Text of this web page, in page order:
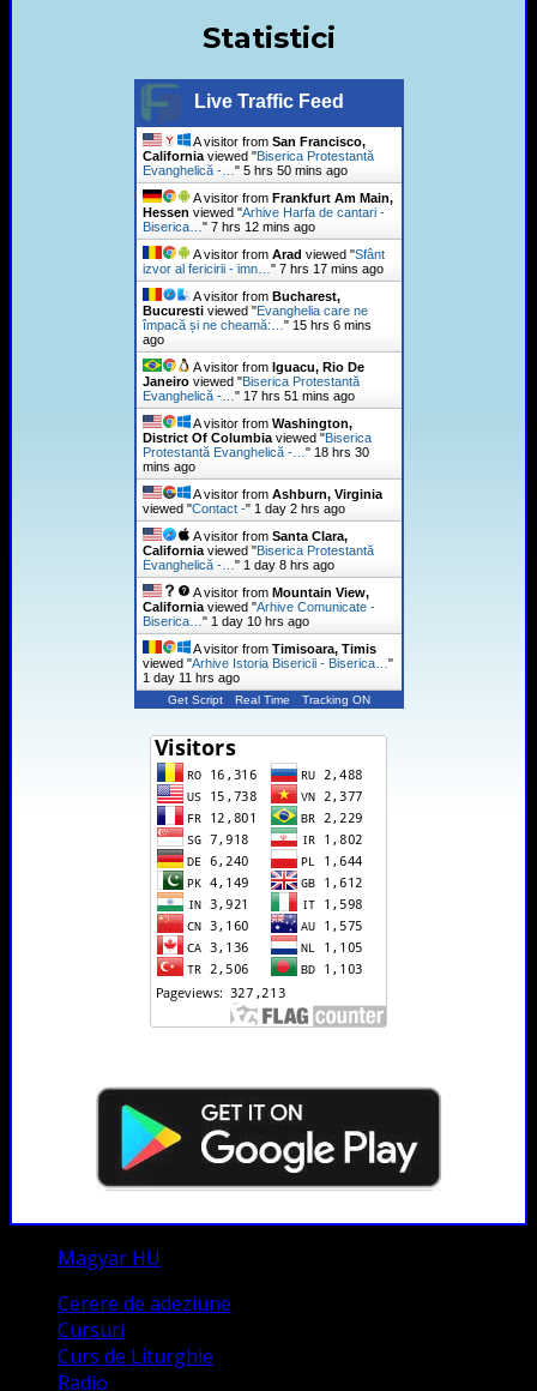
Statistici
Live Traffic Feed
A visitor from San Francisco,
Californiaviewed "Biserica Protestantă
Evanghelică -… " 5 hrs 50 mins ago
A visitor from Frankfurt Am Main,
Hessen viewed "Arhive Harfa de cantari -
Biserica… " 7 hrs 12 mins ago
A visitor from Arad viewed "Sfânt
izvor al fericirii - imn… " 7 hrs 17 mins ago
A visitor from Bucharest,
Bucurestiviewed "Evanghelia care ne
împacă și ne cheamă:… " 15 hrs 6 mins
ago
A visitor from Iguacu, Rio De
Janeiroviewed "Biserica Protestantă
Evanghelică -… " 17 hrs 51 mins ago
A visitor from Washington,
District Of Columbiaviewed "Biserica
Protestantă Evanghelică -… " 18 hrs 30
mins ago
A visitor from Ashburn, Virginia
viewed "Contact -" 1 day 2 hrs ago
A visitor from Santa Clara,
Californiaviewed "Biserica Protestantă
Evanghelică -… " 1 day 8 hrs ago
A visitor from Mountain View,
Californiaviewed "Arhive Comunicate -
Biserica… " 1 day 10 hrs ago
A visitor from Timisoara, Timis
viewed "Arhive Istoria Bisericii - Biserica… "
1 day 11 hrs ago
Get Script Real Time Tracking ON
Magyar HU
Cerere de adeziune
Cursuri
Curs de Liturghie
Radio